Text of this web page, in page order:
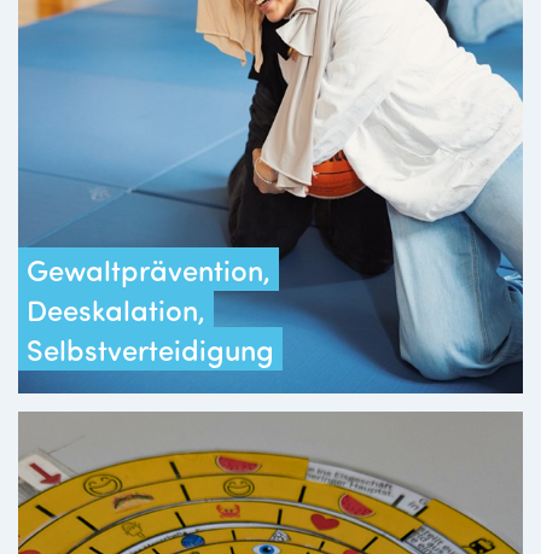
Gewaltprävention,
Deeskalation,
Selbstverteidigung